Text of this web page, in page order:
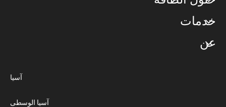
خدمات
عن
آسيا
آسيا الوسطى